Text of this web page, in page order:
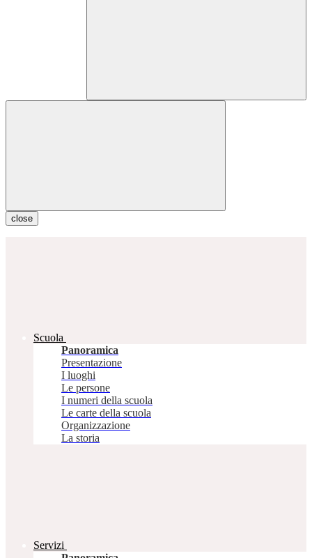
close
Scuola
Panoramica
Presentazione
I luoghi
Le persone
I numeri della scuola
Le carte della scuola
Organizzazione
La storia
Servizi